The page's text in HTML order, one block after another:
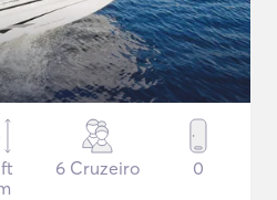
ft
6 Cruzeiro 0